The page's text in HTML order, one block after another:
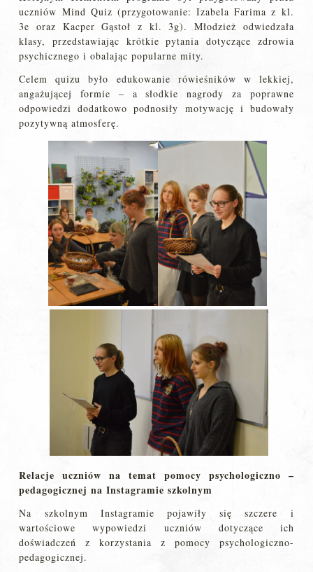
uczniów Mind Quiz (przygotowanie: Izabela Farima z kl.
3e oraz Kacper Gąstoł z kl. 3g). Młodzież odwiedzała
klasy, przedstawiając krótkie pytania dotyczące zdrowia
psychicznego i obalając popularne mity.
Celem quizu było edukowanie rówieśników w lekkiej,
angażującej formie – a słodkie nagrody za poprawne
odpowiedzi dodatkowo podnosiły motywację i budowały
pozytywną atmosferę.
Relacje uczniów na temat pomocy psychologiczno –
pedagogicznej na Instagramie szkolnym
Na szkolnym Instagramie pojawiły się szczere i
wartościowe wypowiedzi uczniów dotyczące ich
doświadczeń z korzystania z pomocy psychologiczno-
pedagogicznej.